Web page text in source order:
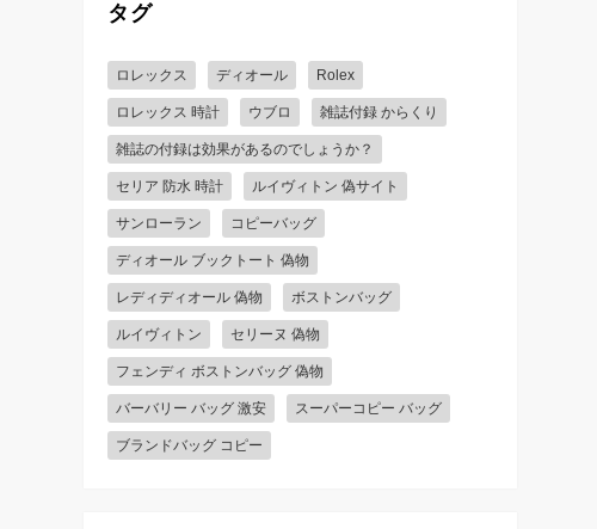
タグ
ロレックス ディオール Rolex
ロレックス 時計 ウブロ 雑誌付録 からくり
雑誌の付録は効果があるのでしょうか？
セリア 防水 時計 ルイヴィトン 偽サイト
サンローラン コピーバッグ
ディオール ブックトート 偽物
レディディオール 偽物 ボストンバッグ
ルイヴィトン セリーヌ 偽物
フェンディ ボストンバッグ 偽物
バーバリー バッグ 激安 スーパーコピー バッグ
ブランドバッグ コピー